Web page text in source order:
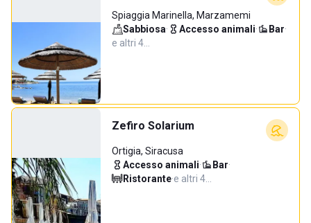
Spiaggia Marinella, Marzamemi
Sabbiosa· Accesso animali· Bar·
e altri 4…
Zefiro Solarium
Ortigia, Siracusa
Accesso animali· Bar·
Ristorante·e altri 4…